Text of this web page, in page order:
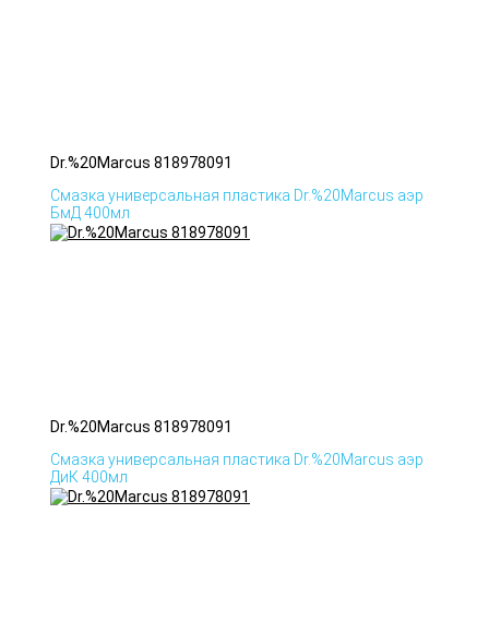
Dr.%20Marcus 818978091
Смазка универсальная пластика Dr.%20Marcus аэр
БмД 400мл
Dr.%20Marcus 818978091
Смазка универсальная пластика Dr.%20Marcus аэр
ДиК 400мл